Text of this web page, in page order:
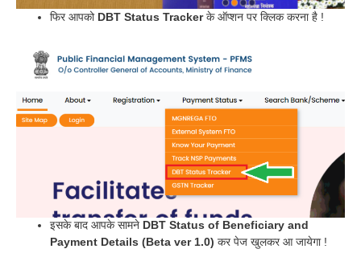
फिर आपको DBT Status Trackerके ऑप्शन पर क्लिक करना है !
इसके बाद आपके सामने DBT Status of Beneficiary and
Payment Details (Beta ver 1.0) कर पेज खुलकर आ जायेगा !